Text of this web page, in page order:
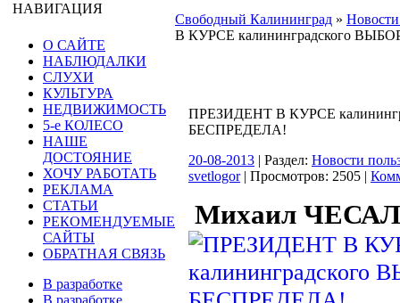
НАВИГАЦИЯ
О САЙТЕ
НАБЛЮДАЛКИ
СЛУХИ
КУЛЬТУРА
НЕДВИЖИМОСТЬ
5-е КОЛЕСО
НАШЕ
ДОСТОЯНИЕ
ХОЧУ РАБОТАТЬ
РЕКЛАМА
СТАТЬИ
РЕКОМЕНДУЕМЫЕ
САЙТЫ
ОБРАТНАЯ СВЯЗЬ
В разработке
В разработке
Свободный Калининград » Новости
В КУРСЕ калининградского
ПРЕЗИДЕНТ В КУРСЕ
БЕСПРЕДЕЛА!
20-08-2013 | Раздел: Новости
svetlogor| Просмотров: 2505 |
Михаил